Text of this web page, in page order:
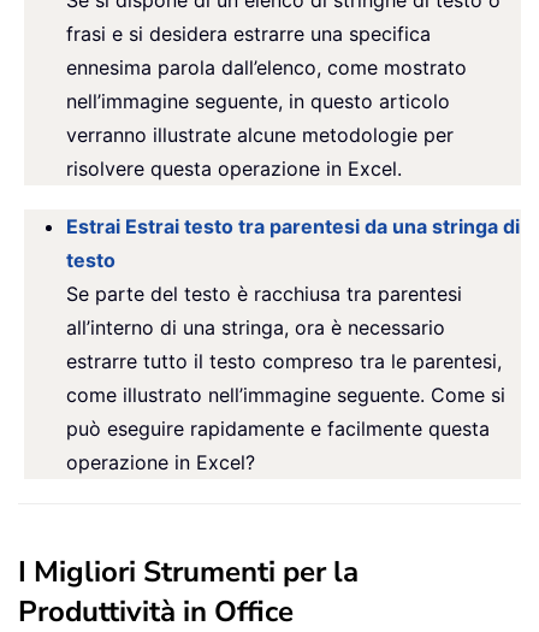
frasi e si desidera estrarre una specifica
ennesima parola dall’elenco, come mostrato
nell’immagine seguente, in questo articolo
verranno illustrate alcune metodologie per
risolvere questa operazione in Excel.
Estrai Estrai testo tra parentesi da una stringa di
testo
Se parte del testo è racchiusa tra parentesi
all’interno di una stringa, ora è necessario
estrarre tutto il testo compreso tra le parentesi,
come illustrato nell’immagine seguente. Come si
può eseguire rapidamente e facilmente questa
operazione in Excel?
I Migliori Strumenti per la
Produttività in Office